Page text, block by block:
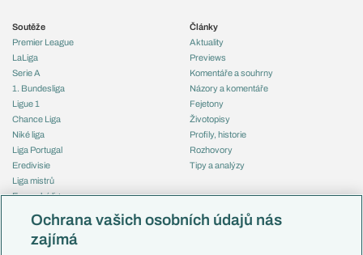
Soutěže
Premier League
LaLiga
Serie A
1. Bundesliga
Ligue 1
Chance Liga
Niké liga
Liga Portugal
Eredivisie
Liga mistrů
Evropská liga
Mistrovství světa
Liga národů
Články
Aktuality
Previews
Komentáře a souhrny
Názory a komentáře
Fejetony
Životopisy
Profily, historie
Rozhovory
Tipy a analýzy
Česko
Ochrana vašich osobních údajů nás
zajímá